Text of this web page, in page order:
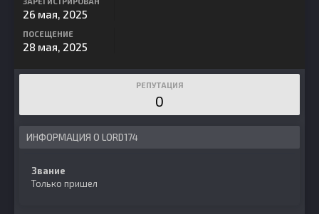
26 мая, 2025
ПОСЕЩЕНИЕ
28 мая, 2025
РЕПУТАЦИЯ
0
ИНФОРМАЦИЯ О LORD174
Звание
Только пришел